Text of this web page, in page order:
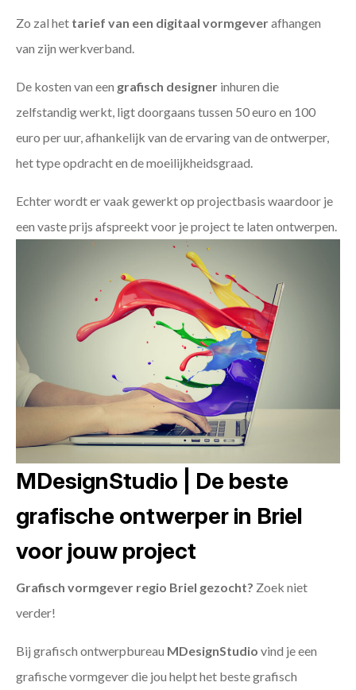
Zo zal het tarief van een digitaal vormgeverafhangen
van zijn werkverband.
De kosten van een grafisch designer inhuren die
zelfstandig werkt, ligt doorgaans tussen 50 euro en 100
euro per uur, afhankelijk van de ervaring van de ontwerper,
het type opdracht en de moeilijkheidsgraad.
Echter wordt er vaak gewerkt op projectbasis waardoor je
een vaste prijs afspreekt voor je project te laten ontwerpen.
MDesignStudio | De beste
grafische ontwerper in Briel
voor jouw project
Grafisch vormgever regio Briel gezocht? Zoek niet
verder!
Bij grafisch ontwerpbureau MDesignStudio vind je een
grafische vormgever die jou helpt het beste grafisch